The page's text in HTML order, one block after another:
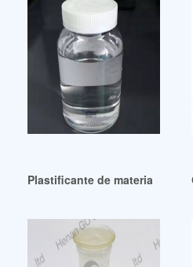
Plastificante de material